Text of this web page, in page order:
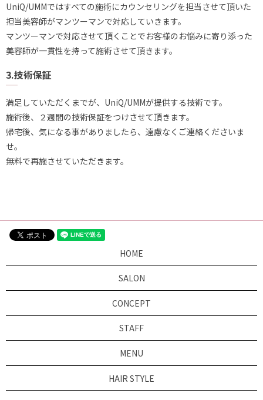
UniQ/UMMではすべての施術にカウンセリングを担当させて頂いた
担当美容師がマンツーマンで対応していきます。
マンツーマンで対応させて頂くことでお客様のお悩みに寄り添った
美容師が一貫性を持って施術させて頂きます。
3.技術保証
満足していただくまでが、UniQ/UMMが提供する技術です。
施術後、２週間の技術保証をつけさせて頂きます。
帰宅後、気になる事がありましたら、遠慮なくご連絡くださいま
せ。
無料で再施させていただきます。
HOME
SALON
CONCEPT
STAFF
MENU
HAIR STYLE